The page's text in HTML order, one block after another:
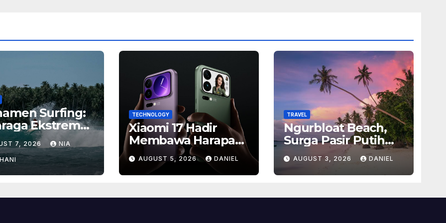
Surfing:
Ekstrem
Hadiah
7, 2026 NIA
TECHNOLOGY
Xiaomi 17 Hadir
Membawa Harapan
Baru, Inilah Alasan
Banyak Orang
Menantikan Ponsel
AUGUST 5, 2026 DANIEL
TRAVEL
Ngurbloat Beach,
Surga Pasir Putih
yang Menghadirkan
Ketenangan dan
Pesona Alam Tak
AUGUST 3, 2026 DANIEL